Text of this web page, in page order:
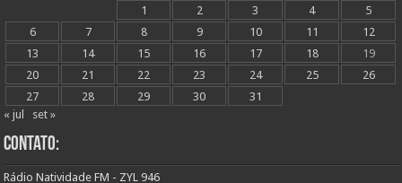
1
2 3 4
5
6
7 8 9 10 11
12
13
14 15 16 17 18
19
20
21 22 23 24 25
26
27
28 29 30
31
« jul
set »
Contato:
Rádio Natividade FM - ZYL 946